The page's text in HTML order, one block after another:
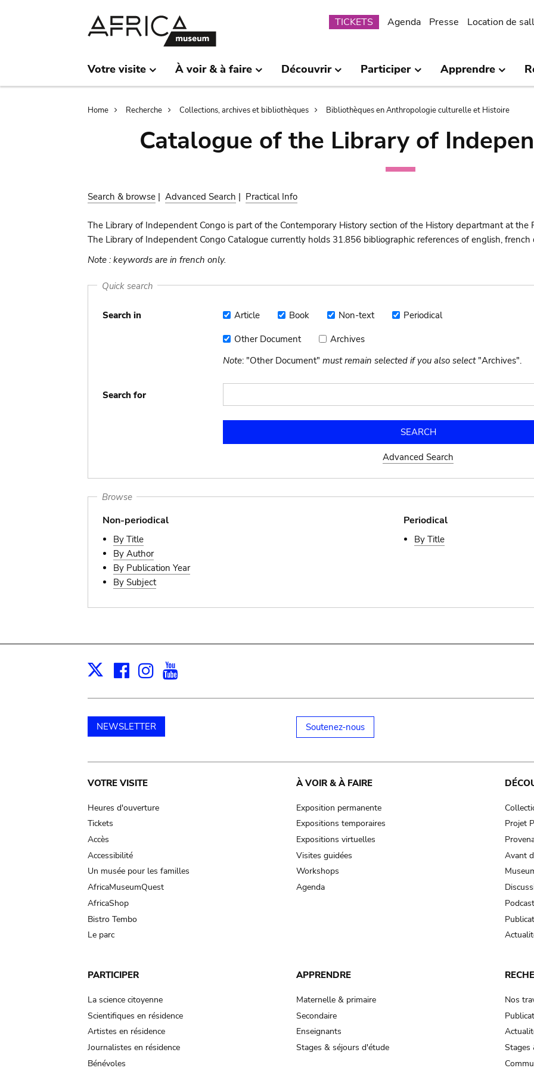
Submenu
TICKETS Agenda Presse Location de
Votre visite À voir & à faire Découvrir Participer Apprendre
Breadcrumb
Home Recherche Collections, archives et bibliothèques Bibliothèques en Anthropologie culturelle et Histoire
Catalogue of the Library of
Search & browse | Advanced Search | Practical Info
The Library of Independent Congo is part of the Contemporary History section of the History departmant at the
The Library of Independent Congo Catalogue currently holds 31.856 bibliographic references of english, french
Note : keywords are in french only.
Quick search
Search in Article
Article Book
Book
Non-
text
Non-text Periodical
Periodical
Other
Document
Other Document Archives
Archives
Note: "Other Document" must remain selected if you also select"Archives".
Search for
Advanced Search
Browse
Non-periodical
By Title
By Author
By Publication Year
By Subject
Periodical
By Title
X Facebook
Instagram
NEWSLETTER Soutenez-nous
Main
navigation
VOTRE VISITE
Heures d'ouverture
Tickets
Accès
Accessibilité
Un musée pour les familles
AfricaMuseumQuest
AfricaShop
Bistro Tembo
Le parc
À VOIR & À FAIRE
Exposition permanente
Expositions temporaires
Expositions virtuelles
Visites guidées
Workshops
Agenda
Projet
Avant
PARTICIPER
La science citoyenne
Scientifiques en résidence
Artistes en résidence
Journalistes en résidence
Bénévoles
APPRENDRE
Maternelle & primaire
Secondaire
Enseignants
Stages & séjours d'étude
Nos
Stages